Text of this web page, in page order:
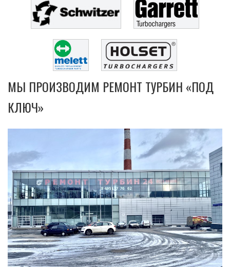
МЫ ПРОИЗВОДИМ РЕМОНТ ТУРБИН «ПОД
КЛЮЧ»